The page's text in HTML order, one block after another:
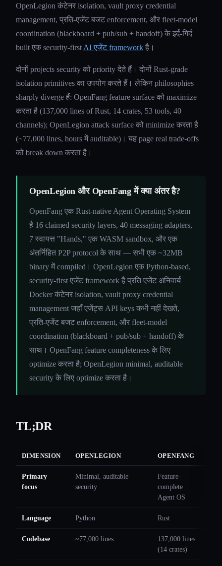
OpenLegion कंटेनर isolation, vault proxy credential
management, प्रति-एजेंट बजट enforcement, और fleet-model
coordination (blackboard + pub/sub + handoff) के इर्द-गिर्द
built एक security-first AI एजेंट framework है।
दोनों projects security को priority देते हैं। दोनों Rust-grade
isolation primitives का उपयोग करते हैं। लेकिन philosophies
sharply diverge हैं: OpenFang feature surface को maximize
करता है (137,000 lines of Rust, 14 crates, 53 tools, 40
channels); OpenLegion attack surface को minimize करता है
(~77,000 lines, hours में auditable)। यह page real trade-offs
को break down करता है।
OpenLegion और OpenFang में क्या अंतर है?
OpenFang एक Rust-native Agent Operating System
है 16 claimed security layers, 40 messaging adapters,
7 स्वायत्त "Hands," एक WASM sandbox, और एक
अंतर्निहित P2P protocol के साथ — सभी एक ~32MB
binary में compiled। OpenLegion एक Python-based,
security-first एजेंट framework है प्रति एजेंट अनिवार्य
Docker कंटेनर isolation, vault proxy credential
management जहाँ एजेंट्स API keys कभी नहीं देखते,
प्रति-एजेंट बजट enforcement, और fleet-model
coordination (blackboard + pub/sub + handoff) के
साथ। OpenFang feature completeness के लिए
optimize करता है; OpenLegion minimal, auditable
security के लिए optimize करता है।
TL;DR
DIMENSION OPENLEGION OPENFANG
Primary
focus
Minimal, auditable
security
Feature-
complete
Agent OS
Language Python Rust
Codebase ~77,000 lines
137,000 lines
(14 crates)